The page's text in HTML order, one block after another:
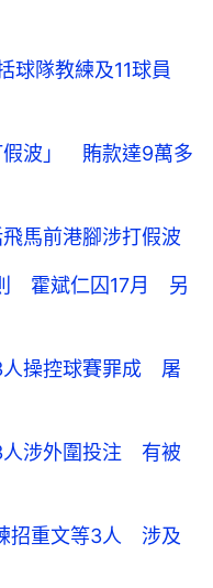
球隊教練及11球員
假波」 賄款達9萬多
馬前港腳涉打假波
霍斌仁囚17月 另
人操控球賽罪成 屠
人涉外圍投注 有被
招重文等3人 涉及